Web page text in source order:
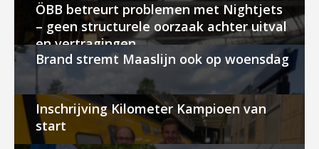
ÖBB betreurt problemen met Nightjets
– geen structurele oorzaak achter uitval
en vertragingen
Brand stremt Maaslijn ook op woensdag
Inschrijving Kilometer Kampioen van
start